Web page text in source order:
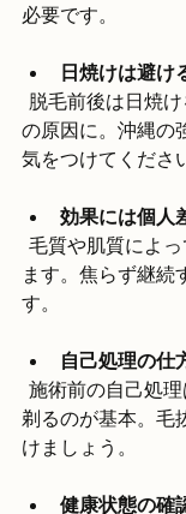
必要です。
日焼けは避け
の原因に。沖縄の
気をつけてくださ
効果には個人
ます。焦らず継続
す。
自己処理の仕
剃るのが基本。毛
けましょう。
健康状態の確